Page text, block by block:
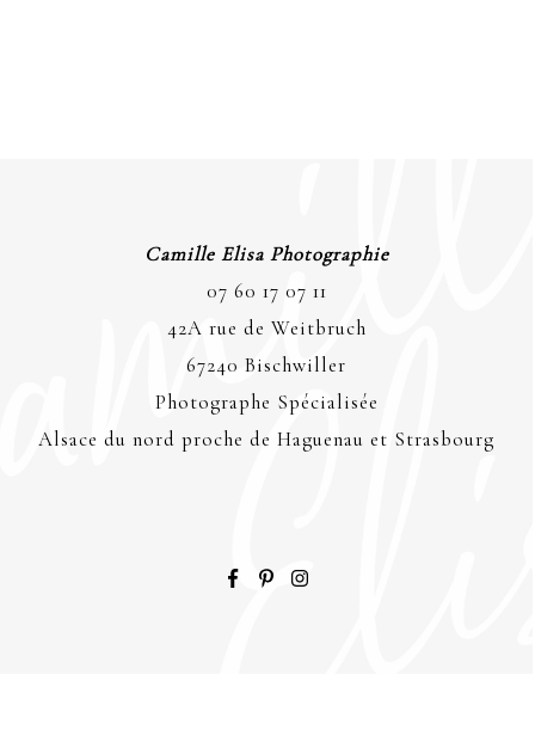
Camille Elisa Photographie
07 60 17 07 11
42A rue de Weitbruch
67240 Bischwiller
Photographe Spécialisée
Alsace du nord proche de Haguenau et Strasbourg